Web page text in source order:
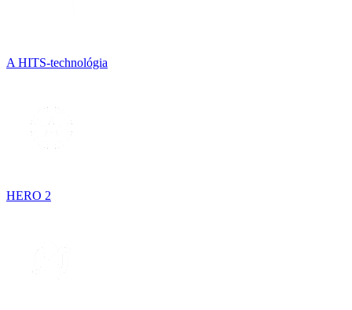
A HITS-technológia
HERO 2